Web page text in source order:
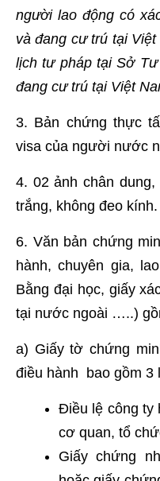
người lao động có
và đang cư trú tại
lịch tư pháp tại Sở
đang cư trú tại Việt
3. Bản chứng thực
visa của người nước
4. 02 ảnh chân
trắng, không đeo kính.
6. Văn bản chứng
hành, chuyên gia,
Bằng đại học, giấy
tại nước ngoài …..)
a) Giấy tờ chứng
điều hành bao gồm 3
Điều lệ công ty
cơ quan, tổ
Giấy chứng